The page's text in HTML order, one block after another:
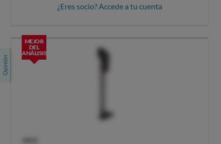
¿Eres socio? Accede a tu cuenta
MEJOR
DEL
ANÁLISIS